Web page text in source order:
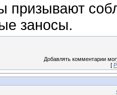
призывают
заносы.
Добавлять комментарии
[